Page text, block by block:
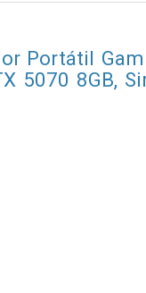
Portátil
5070 8GB,